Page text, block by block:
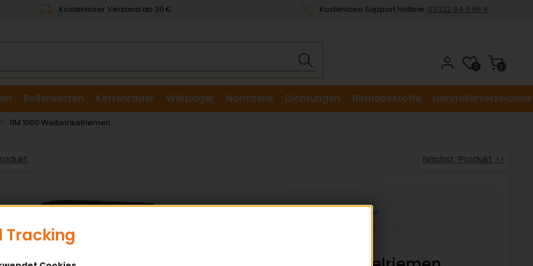
Kostenloser Versand ab 30 € Kostenlose Support Hotline: 03322 84 11 95 9
0
0
Rollenketten
Kettenräder
& Scheiben
Wälzlager Normteile Dichtungen Betriebsstoffe Herstellerverzeichnis
11M 1060 Weitwinkelriemen
Nächst. Produkt >>
Tracking